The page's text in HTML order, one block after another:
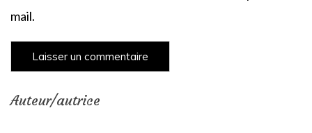
mail.
Auteur/autrice